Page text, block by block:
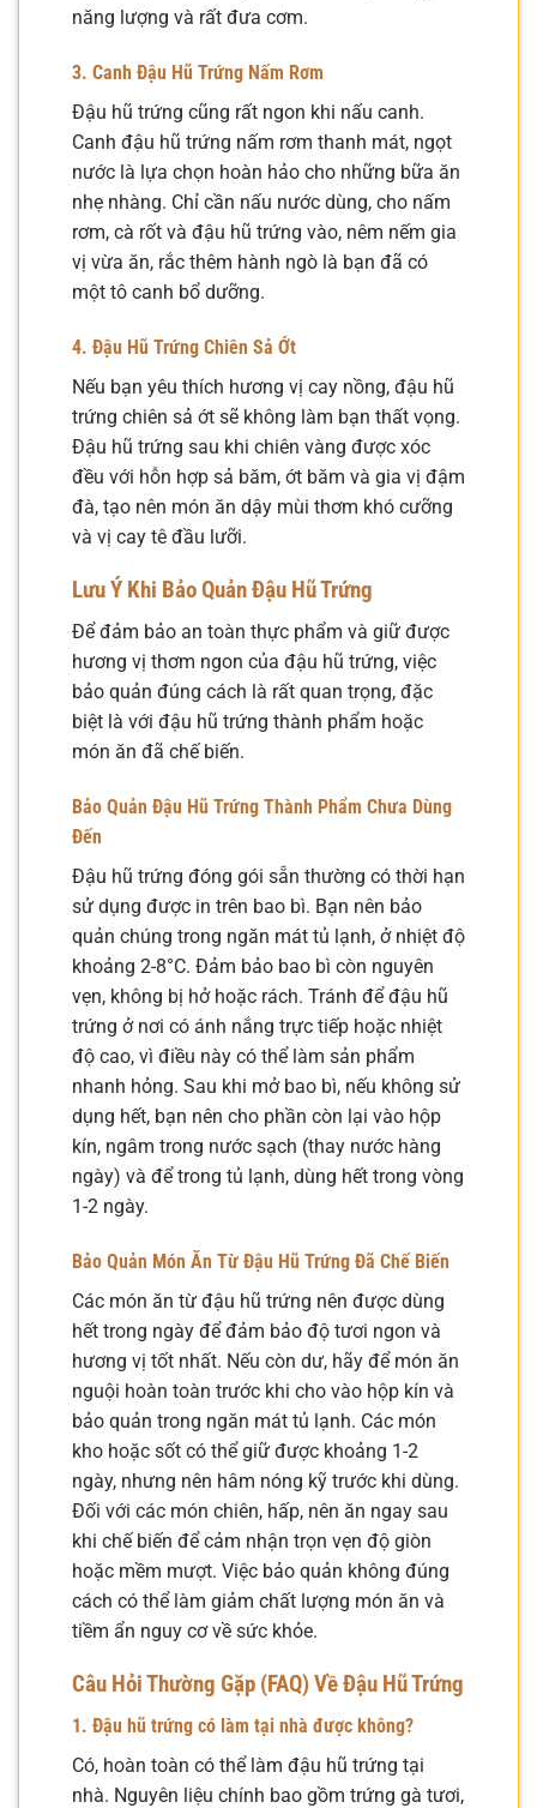
năng lượng và rất đưa cơm.
3. Canh Đậu Hũ Trứng Nấm Rơm
Đậu hũ trứng cũng rất ngon khi nấu canh.
Canh đậu hũ trứng nấm rơm thanh mát, ngọt
nước là lựa chọn hoàn hảo cho những bữa ăn
nhẹ nhàng. Chỉ cần nấu nước dùng, cho nấm
rơm, cà rốt và đậu hũ trứng vào, nêm nếm gia
vị vừa ăn, rắc thêm hành ngò là bạn đã có
một tô canh bổ dưỡng.
4. Đậu Hũ Trứng Chiên Sả Ớt
Nếu bạn yêu thích hương vị cay nồng, đậu hũ
trứng chiên sả ớt sẽ không làm bạn thất vọng.
Đậu hũ trứng sau khi chiên vàng được xóc
đều với hỗn hợp sả băm, ớt băm và gia vị đậm
đà, tạo nên món ăn dậy mùi thơm khó cưỡng
và vị cay tê đầu lưỡi.
Lưu Ý Khi Bảo Quản Đậu Hũ Trứng
Để đảm bảo an toàn thực phẩm và giữ được
hương vị thơm ngon của đậu hũ trứng, việc
bảo quản đúng cách là rất quan trọng, đặc
biệt là với đậu hũ trứng thành phẩm hoặc
món ăn đã chế biến.
Bảo Quản Đậu Hũ Trứng Thành Phẩm Chưa Dùng
Đến
Đậu hũ trứng đóng gói sẵn thường có thời hạn
sử dụng được in trên bao bì. Bạn nên bảo
quản chúng trong ngăn mát tủ lạnh, ở nhiệt độ
khoảng 2-8°C. Đảm bảo bao bì còn nguyên
vẹn, không bị hở hoặc rách. Tránh để đậu hũ
trứng ở nơi có ánh nắng trực tiếp hoặc nhiệt
độ cao, vì điều này có thể làm sản phẩm
nhanh hỏng. Sau khi mở bao bì, nếu không sử
dụng hết, bạn nên cho phần còn lại vào hộp
kín, ngâm trong nước sạch (thay nước hàng
ngày) và để trong tủ lạnh, dùng hết trong vòng
1-2 ngày.
Bảo Quản Món Ăn Từ Đậu Hũ Trứng Đã Chế Biến
Các món ăn từ đậu hũ trứng nên được dùng
hết trong ngày để đảm bảo độ tươi ngon và
hương vị tốt nhất. Nếu còn dư, hãy để món ăn
nguội hoàn toàn trước khi cho vào hộp kín và
bảo quản trong ngăn mát tủ lạnh. Các món
kho hoặc sốt có thể giữ được khoảng 1-2
ngày, nhưng nên hâm nóng kỹ trước khi dùng.
Đối với các món chiên, hấp, nên ăn ngay sau
khi chế biến để cảm nhận trọn vẹn độ giòn
hoặc mềm mượt. Việc bảo quản không đúng
cách có thể làm giảm chất lượng món ăn và
tiềm ẩn nguy cơ về sức khỏe.
Câu Hỏi Thường Gặp (FAQ) Về Đậu Hũ Trứng
1. Đậu hũ trứng có làm tại nhà được không?
Có, hoàn toàn có thể làm đậu hũ trứng tại
nhà. Nguyên liệu chính bao gồm trứng gà tươi,